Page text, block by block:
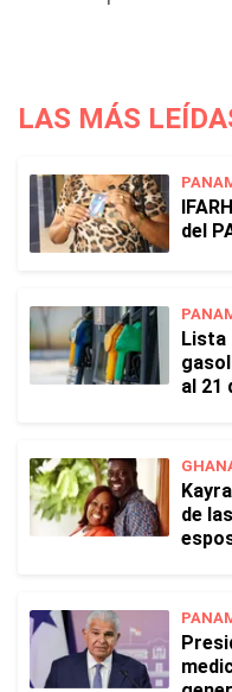
LAS MÁS
del
Lista
al 21
de